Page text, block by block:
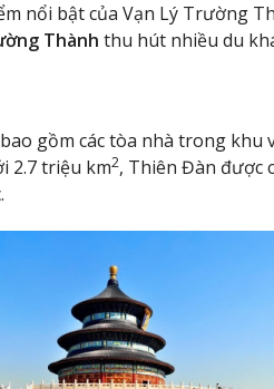
nổi bật của Vạn Lý Trường
Thành thu hút nhiều du
gồm các tòa nhà trong khu
2.7 triệu km2, Thiên Đàn được